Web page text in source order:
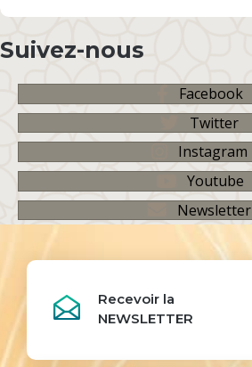
Suivez-nous
Facebook
Twitter
Instagram
Youtube
Newsletter
Recevoir la
NEWSLETTER